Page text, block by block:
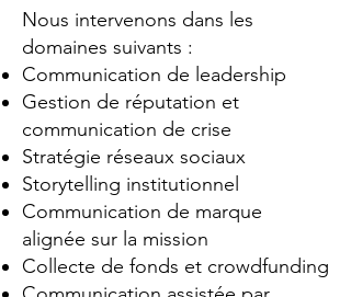
Nous intervenons dans les
domaines suivants :
Communication de leadership
Gestion de réputation et
communication de crise
Stratégie réseaux sociaux
Storytelling institutionnel
Communication de marque
alignée sur la mission
Collecte de fonds et crowdfunding